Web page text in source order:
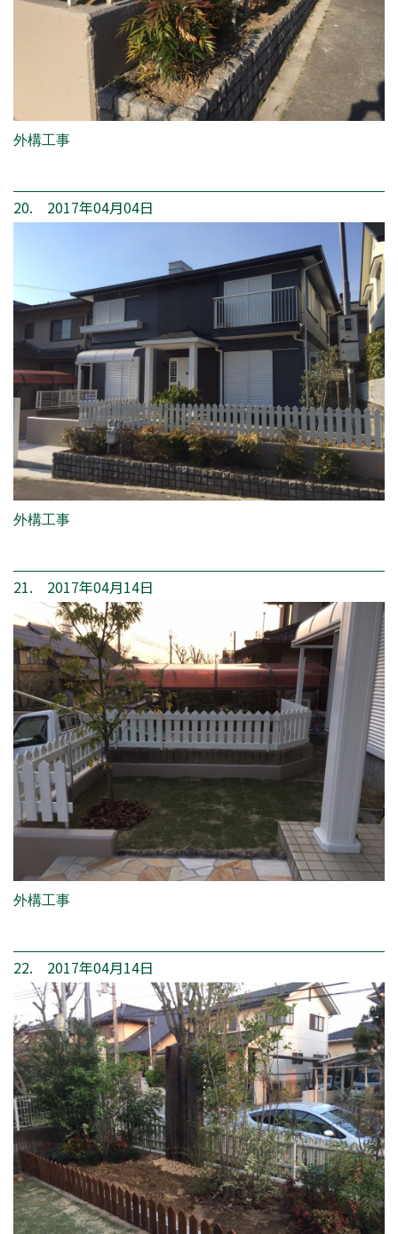
外構工事
20. 2017年04月04日
外構工事
21. 2017年04月14日
外構工事
22. 2017年04月14日